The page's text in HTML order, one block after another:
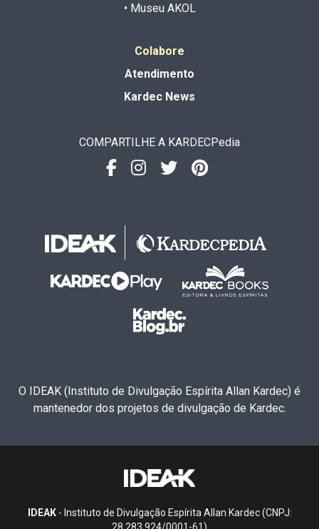
• Museu AKOL
Colabore
Atendimento
Kardec News
COMPARTILHE A KARDECPedia
O IDEAK (Instituto de Divulgação Espírita Allan Kardec) é
mantenedor dos projetos de divulgação de Kardec.
IDEAK- Instituto de Divulgação Espírita Allan Kardec (CNPJ: